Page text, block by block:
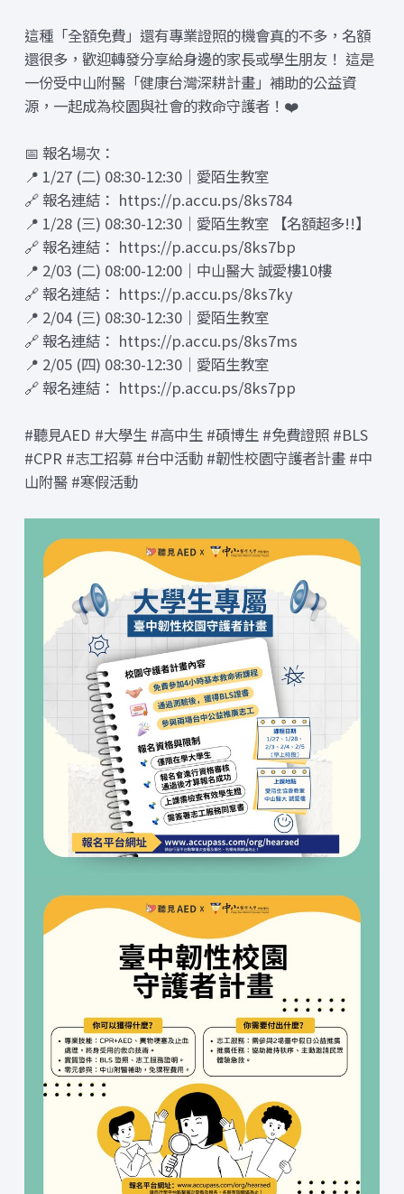
這種「全額免費」還有專業證照的機會真的不多，名額
還很多，歡迎轉發分享給身邊的家長或學生朋友！ 這是
一份受中山附醫「健康台灣深耕計畫」補助的公益資
源，一起成為校園與社會的救命守護者！❤️
📅 報名場次：
📍 1/27 (二) 08:30-12:30｜愛陌生教室
🔗 報名連結： https://p.accu.ps/8ks784
📍 1/28 (三) 08:30-12:30｜愛陌生教室 【名額超多!!】
🔗 報名連結： https://p.accu.ps/8ks7bp
📍 2/03 (二) 08:00-12:00｜中山醫大 誠愛樓10樓
🔗 報名連結： https://p.accu.ps/8ks7ky
📍 2/04 (三) 08:30-12:30｜愛陌生教室
🔗 報名連結： https://p.accu.ps/8ks7ms
📍 2/05 (四) 08:30-12:30｜愛陌生教室
🔗 報名連結： https://p.accu.ps/8ks7pp
#聽見AED #大學生 #高中生 #碩博生 #免費證照 #BLS
#CPR #志工招募 #台中活動 #韌性校園守護者計畫 #中
山附醫 #寒假活動